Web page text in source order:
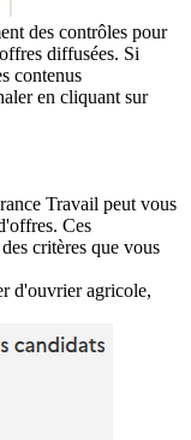
des contrôles pour
diffusées. Si
contenus
en cliquant sur
Travail peut vous
Ces
critères que vous
d'ouvrier agricole,